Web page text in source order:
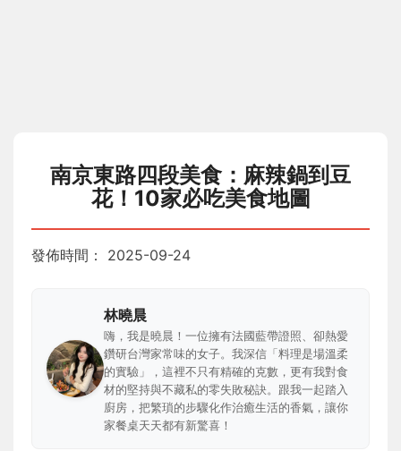
南京東路四段美食：麻辣鍋到豆
花！10家必吃美食地圖
發佈時間： 2025-09-24
林曉晨
嗨，我是曉晨！一位擁有法國藍帶證照、卻熱愛
鑽研台灣家常味的女子。我深信「料理是場溫柔
的實驗」，這裡不只有精確的克數，更有我對食
材的堅持與不藏私的零失敗秘訣。跟我一起踏入
廚房，把繁瑣的步驟化作治癒生活的香氣，讓你
家餐桌天天都有新驚喜！